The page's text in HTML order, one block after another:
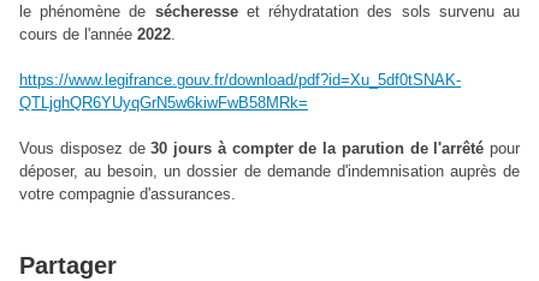
le phénomène de sécheresse et réhydratation des sols survenu au
cours de l'année 2022.
https://www.legifrance.gouv.fr/download/pdf?id=Xu_5df0tSNAK-
QTLjghQR6YUyqGrN5w6kiwFwB58MRk=
Vous disposez de 30 jours à compter de la parution de l'arrêté pour
déposer, au besoin, un dossier de demande d'indemnisation auprès de
votre compagnie d'assurances.
Partager